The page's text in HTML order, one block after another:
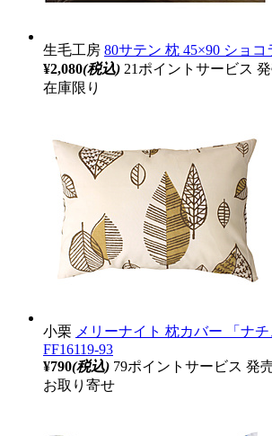
生毛工房 80サテン 枕 45×90 ショ
¥2,080(税込) 21ポイントサービス
在庫限り
小栗 メリーナイト 枕カバー 「ナ
FF16119-93
¥790(税込) 79ポイントサービス 発
お取り寄せ